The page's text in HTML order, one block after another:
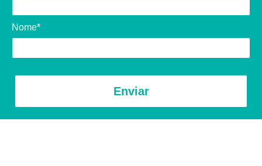
Nome*
Enviar